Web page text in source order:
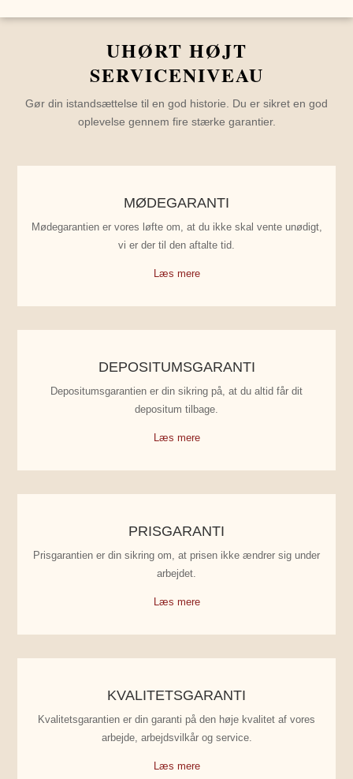
UHØRT HØJT
SERVICENIVEAU
Gør din istandsættelse til en god historie. Du er sikret en god
oplevelse gennem fire stærke garantier.
MØDEGARANTI
Mødegarantien er vores løfte om, at du ikke skal vente unødigt,
vi er der til den aftalte tid.
Læs mere
DEPOSITUMSGARANTI
Depositumsgarantien er din sikring på, at du altid får dit
depositum tilbage.
Læs mere
PRISGARANTI
Prisgarantien er din sikring om, at prisen ikke ændrer sig under
arbejdet.
Læs mere
KVALITETSGARANTI
Kvalitetsgarantien er din garanti på den høje kvalitet af vores
arbejde, arbejdsvilkår og service.
Læs mere